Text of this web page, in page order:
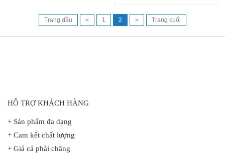
Trang đầu < 1 2 > Trang cuối
HỖ TRỢ KHÁCH HÀNG
+ Sản phẩm đa dạng
+ Cam kết chất lượng
+ Giá cả phải chăng